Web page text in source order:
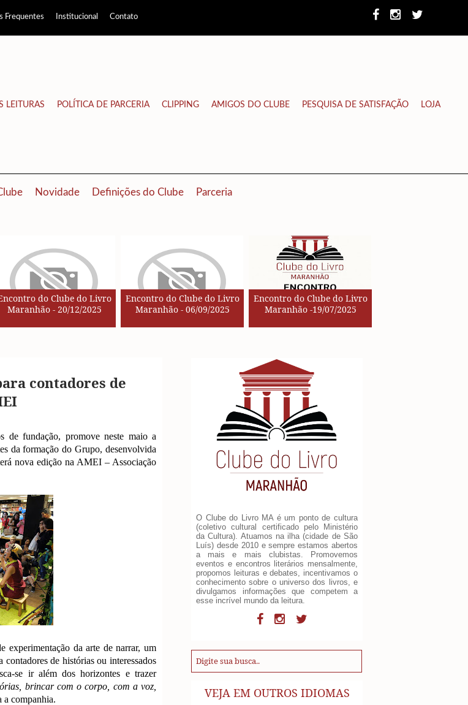
Frequentes Institucional Contato
LEITURAS POLÍTICA DE PARCERIA CLIPPING AMIGOS DO CLUBE PESQUISA DE SATISFAÇÃO LOJA
Novidade Definições do Clube Parceria
do Clube do Livro
Maranhão - 20/12/2025
Encontro do Clube do Livro
Maranhão - 06/09/2025
Encontro do Clube do Livro
Maranhão -19/07/2025
contadores de
fundação, promove neste maio a
da formação do Grupo, desenvolvida
nova edição na AMEI – Associação
experimentação da arte de narrar, um
de histórias ou interessados
se ir além dos horizontes e trazer
brincar com o corpo, com a voz,
a companhia.
O Clube do Livro MA é um ponto de cultura
(coletivo cultural certificado pelo Ministério
da Cultura). Atuamos na ilha (cidade de São
Luís) desde 2010 e sempre estamos abertos
a mais e mais clubistas. Promovemos
eventos e encontros literários mensalmente,
propomos leituras e debates, incentivamos o
conhecimento sobre o universo dos livros, e
divulgamos informações que competem a
esse incrível mundo da leitura.
VEJA EM OUTROS IDIOMAS